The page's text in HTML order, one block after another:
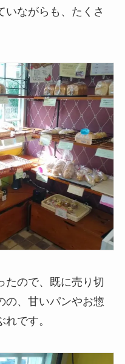
いながらも、たくさ
たので、既に売り切
の、甘いパンやお惣
です。